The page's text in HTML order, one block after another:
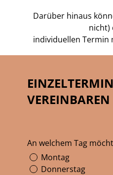
Darüber hinaus
nicht)
individuellen Termin
EINZELTERMIN
VEREINBAREN
An welchem Tag
Montag
Donnerstag